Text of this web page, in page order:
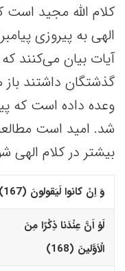
کلام الله مجید است
الهی به پیروزی
آیات بیان می‌کنند
گذشتگان داشتند باز
وعده داده است که
شد. امید است
بیشتر در کلام الهی
وَ اِنْ کانوا لَیَقولونَ (167)‏
لَوْ اَنَّ عِنْدَنا ذِکْرًا مِنَ
الْاَوَّلینَ (168)‏